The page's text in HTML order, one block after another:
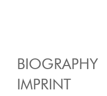
BIOGRAPHY
IMPRINT